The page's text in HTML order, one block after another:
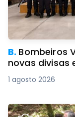
B. Bombeiros
novas divisas
1 agosto 2026